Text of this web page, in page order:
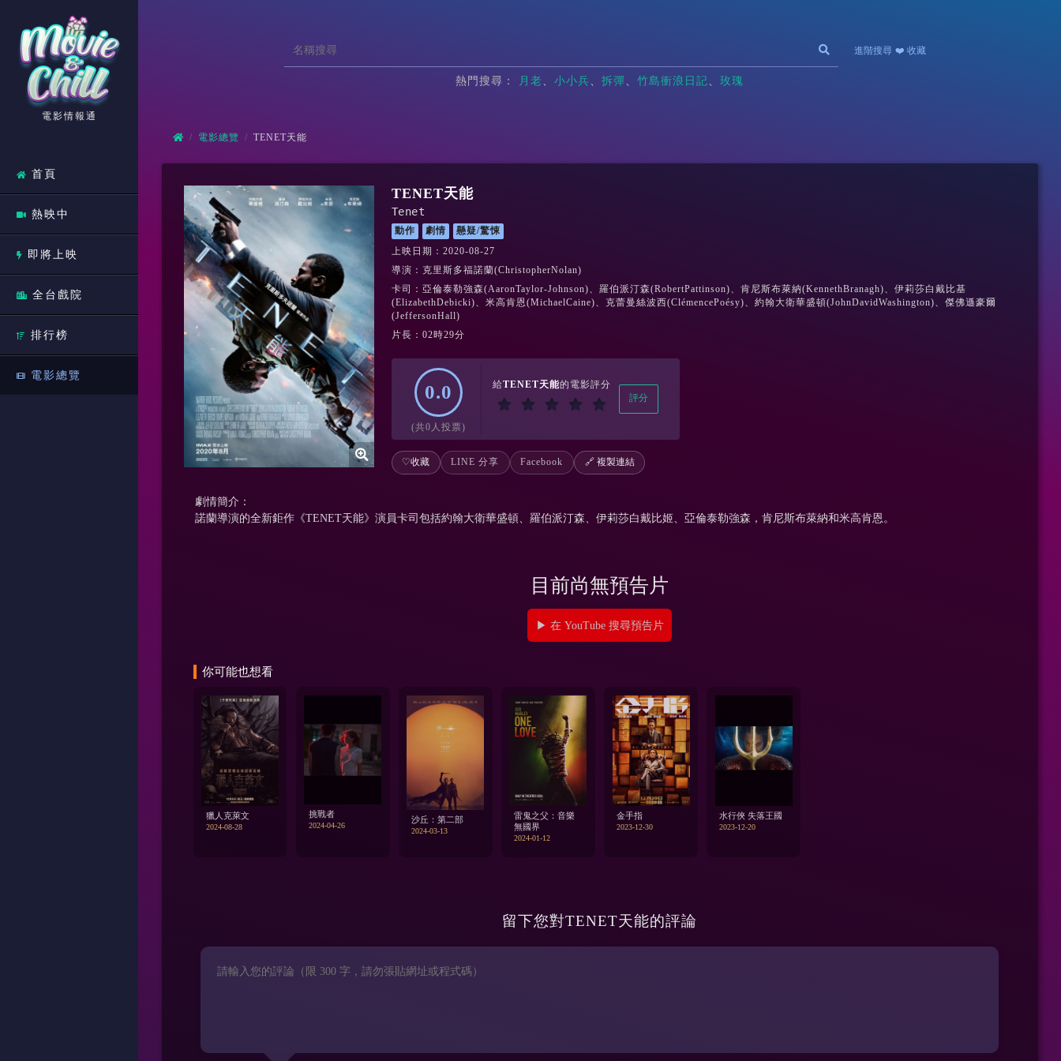
電影情報通
首頁
熱映中
即將上映
全台戲院
排行榜
電影總覽
進階搜尋 ❤️ 收藏
熱門搜尋： 月老 小小兵 拆彈 竹島衝浪日記 玫瑰
電影總覽 TENET天能
TENET天能
Tenet
動作 劇情
懸疑/驚悚
上映日期：2020-08-27
導演：克里斯多福諾蘭(ChristopherNolan)
卡司：亞倫泰勒強森(AaronTaylor-Johnson)、羅伯派汀森(RobertPattinson)、肯尼斯布萊納(KennethBranagh)、伊莉莎白戴比基
(ElizabethDebicki)、米高肯恩(MichaelCaine)、克蕾曼絲波西(ClémencePoésy)、約翰大衛華盛頓(JohnDavidWashington)、傑佛遜豪爾
(JeffersonHall)
片長：02時29分
0.0
(共0人投票)
給TENET天能的電影評分
評分
♡收藏 LINE 分享 Facebook 🔗 複製連結
劇情簡介：
諾蘭導演的全新鉅作《TENET天能》演員卡司包括約翰大衛華盛頓、羅伯派汀森、伊莉莎白戴比姬、亞倫泰勒強森，肯尼斯布萊納和米高肯恩。
目前尚無預告片
▶ 在 YouTube 搜尋預告片
你可能也想看
獵人克萊文
2024-08-28
挑戰者
2024-04-26
沙丘：第二部
2024-03-13
雷鬼之父：音樂
無國界
2024-01-12
金手指
2023-12-30
水行俠 失落王國
2023-12-20
留下您對TENET天能的評論